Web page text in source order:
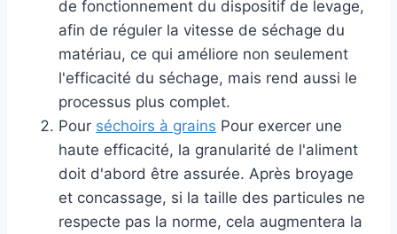
de fonctionnement du dispositif de levage,
afin de réguler la vitesse de séchage du
matériau, ce qui améliore non seulement
l'efficacité du séchage, mais rend aussi le
processus plus complet.
Pour séchoirs à grains Pour exercer une
haute efficacité, la granularité de l'aliment
doit d'abord être assurée. Après broyage
et concassage, si la taille des particules ne
respecte pas la norme, cela augmentera la